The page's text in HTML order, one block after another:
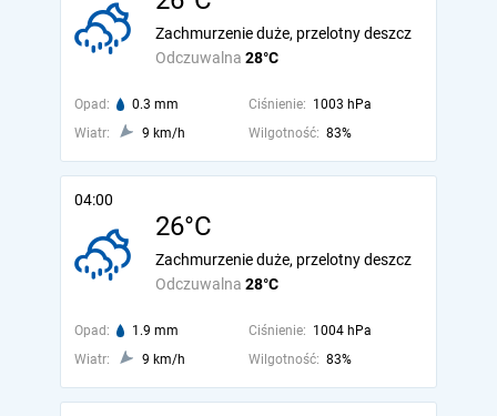
Odczuwalna 28°C
Zachmurzenie duże, przelotny deszcz
Opad: 0.3 mm Ciśnienie: 1003 hPa
Wiatr:
9 km/h Wilgotność: 83%
04:00
26°C
Odczuwalna 28°C
Zachmurzenie duże, przelotny deszcz
Opad: 1.9 mm Ciśnienie: 1004 hPa
Wiatr:
9 km/h Wilgotność: 83%